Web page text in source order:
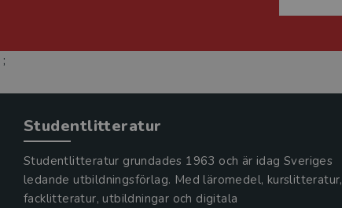
;
Studentlitteratur
Studentlitteratur grundades 1963 och är idag Sveriges
ledande utbildningsförlag. Med läromedel, kurslitteratur,
facklitteratur, utbildningar och digitala